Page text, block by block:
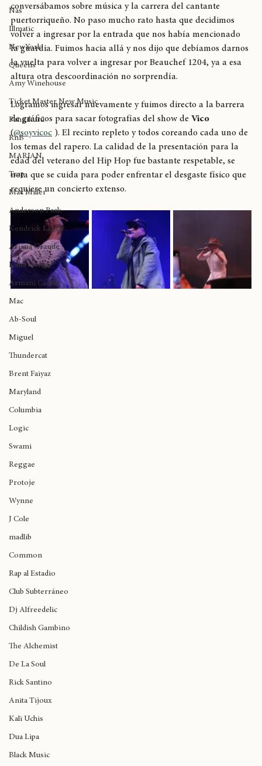
Big Daddy Kane
Nas
Illmatic
NewYork
Queens
Amy Winehouse
Ticket Master New Music
Pangikurü
RnB
MARIAN
Trap
Mac Miller
Anderson Paak
Kendrick Lamar
Ariana Grande
Kaicrewsade
Armani Caesar
Mac
Ab-Soul
Miguel
Thundercat
Brent Faiyaz
Maryland
Columbia
Logic
Swami
Reggae
Protoje
Wynne
J Cole
madlib
Common
Rap al Estadio
Club Subterráneo
Dj Alfreedelic
Childish Gambino
The Alchemist
De La Soul
Rick Santino
Anita Tijoux
Kali Uchis
Dua Lipa
Salimos, compramos algo para beber mientras
conversábamos sobre música y la carrera del cantante
puertorriqueño. No paso mucho rato hasta que decidimos
volver a ingresar por la entrada que nos había mencionado
la guardia. Fuimos hacia allá y nos dijo que debíamos darnos
la vuelta para volver a ingresar por Beauchef 1204, ya a esa
Logramos ingresar nuevamente y fuimos directo a la barrera
de gráficos para sacar fotografías del show de Vico
(@soyvicoc ). El recinto repleto y todos coreando cada uno de
los temas del rapero. La calidad de la presentación para la
edad del veterano del Hip Hop fue bastante respetable, se
nota que se cuida para poder enfrentar el desgaste físico que
requiere un concierto extenso.